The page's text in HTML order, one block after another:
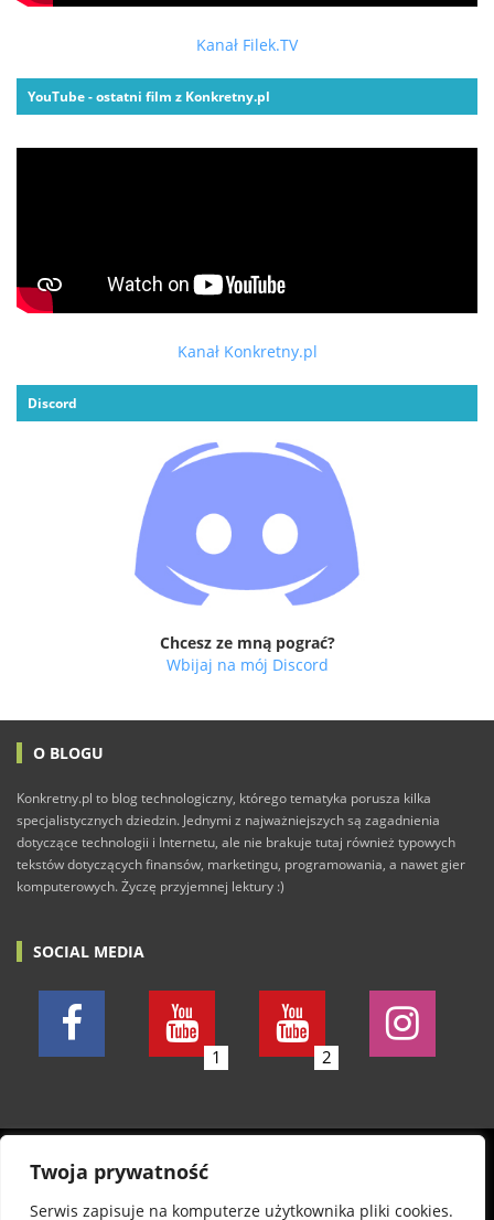
Twoja prywatność
Serwis zapisuje na komputerze użytkownika pliki cookies.
Kanał Filek.TV
YouTube - ostatni film z Konkretny.pl
Kanał Konkretny.pl
Discord
Chcesz ze mną pograć?
Wbijaj na mój Discord
O BLOGU
Konkretny.pl to blog technologiczny, którego tematyka porusza kilka
specjalistycznych dziedzin. Jednymi z najważniejszych są zagadnienia
dotyczące technologii i Internetu, ale nie brakuje tutaj również typowych
tekstów dotyczących finansów, marketingu, programowania, a nawet gier
komputerowych. Życzę przyjemnej lektury :)
SOCIAL MEDIA
1 2
© 2011-2026 Konkretny.pl. Wszelkie prawa zastrzeżone.
Wszystkie posty piszę w dobrej wierze. Nie odpowiadam